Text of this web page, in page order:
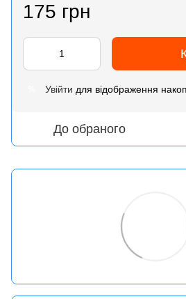
175 грн
Увійти для відображення
До обраного